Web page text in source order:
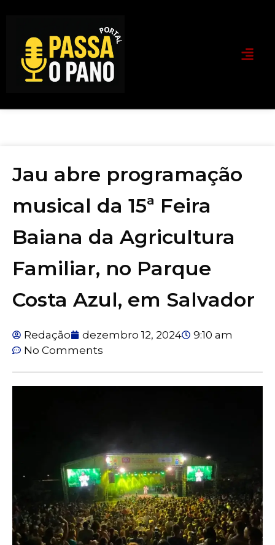
Jau abre programação
musical da 15ª Feira
Baiana da Agricultura
Familiar, no Parque
Costa Azul, em Salvador
Redação dezembro 12, 2024
9:10 am
No Comments